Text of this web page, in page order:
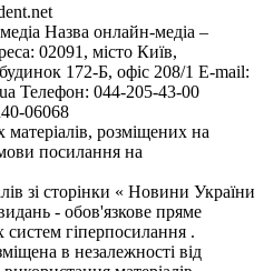
Назва онлайн-медіа –
02091, місто Київ,
172-Б, офіс 208/1 E-mail:
Телефон: 044-205-43-00
06068
розміщених на
посилання на
зі сторінки « Новини України
- обов'язкове пряме
гіперпосилання .
в незалежності від